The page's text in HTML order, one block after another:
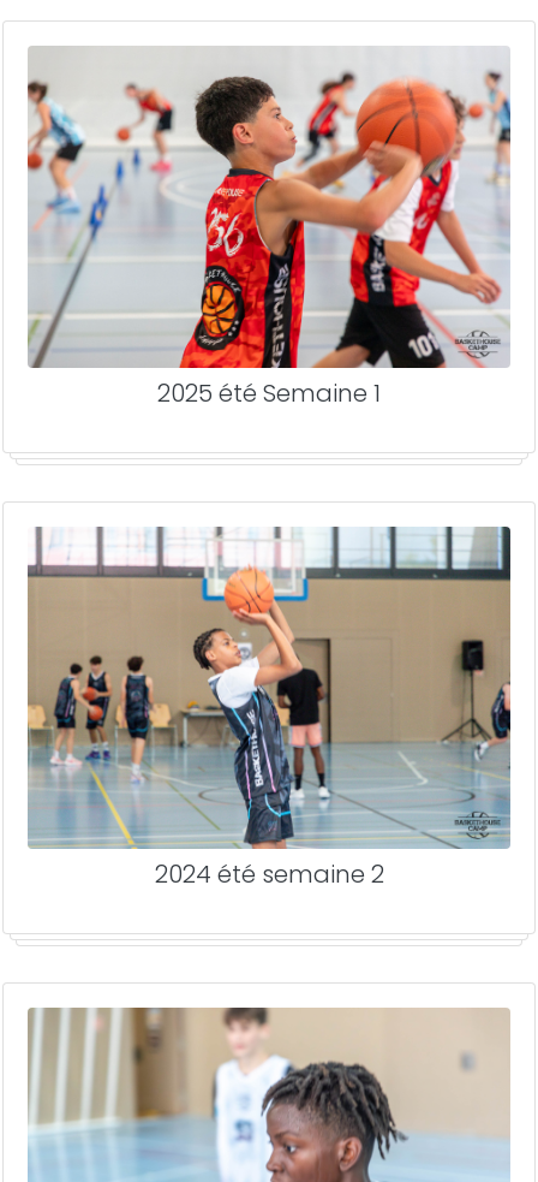
2025 été Semaine 1
2024 été semaine 2